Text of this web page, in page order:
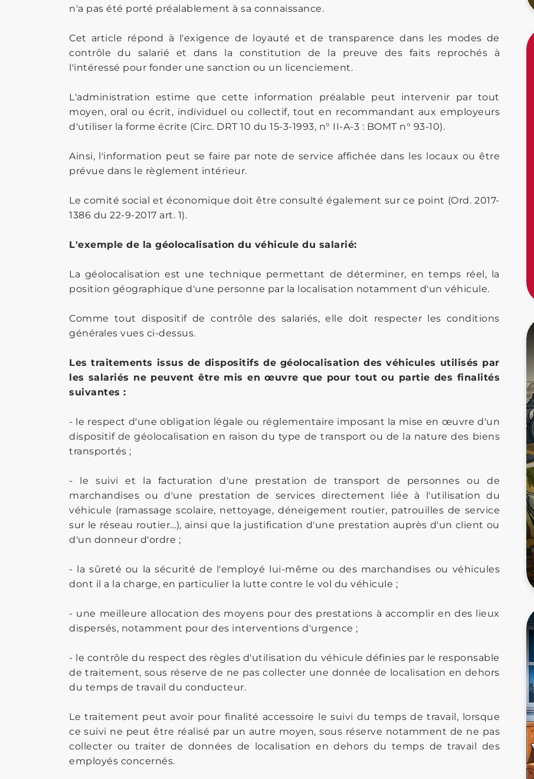
n'a pas été porté préalablement à sa connaissance.
Cet article répond à l'exigence de loyauté et de transparence dans les modes de
contrôle du salarié et dans la constitution de la preuve des faits reprochés à
l'intéressé pour fonder une sanction ou un licenciement.
L'administration estime que cette information préalable peut intervenir par tout
moyen, oral ou écrit, individuel ou collectif, tout en recommandant aux employeurs
d'utiliser la forme écrite (Circ. DRT 10 du 15-3-1993, n° II-A-3 : BOMT n° 93-10).
Ainsi, l'information peut se faire par note de service affichée dans les locaux ou être
prévue dans le règlement intérieur.
Le comité social et économique doit être consulté également sur ce point (Ord. 2017-
1386 du 22-9-2017 art. 1).
L'exemple de la géolocalisation du véhicule du salarié:
La géolocalisation est une technique permettant de déterminer, en temps réel, la
position géographique d'une personne par la localisation notamment d'un véhicule.
Comme tout dispositif de contrôle des salariés, elle doit respecter les conditions
générales vues ci-dessus.
Les traitements issus de dispositifs de géolocalisation des véhicules utilisés par
les salariés ne peuvent être mis en œuvre que pour tout ou partie des finalités
suivantes :
- le respect d'une obligation légale ou réglementaire imposant la mise en œuvre d'un
dispositif de géolocalisation en raison du type de transport ou de la nature des biens
transportés ;
- le suivi et la facturation d'une prestation de transport de personnes ou de
marchandises ou d'une prestation de services directement liée à l'utilisation du
véhicule (ramassage scolaire, nettoyage, déneigement routier, patrouilles de service
sur le réseau routier…), ainsi que la justification d'une prestation auprès d'un client ou
d'un donneur d'ordre ;
- la sûreté ou la sécurité de l'employé lui-même ou des marchandises ou véhicules
dont il a la charge, en particulier la lutte contre le vol du véhicule ;
- une meilleure allocation des moyens pour des prestations à accomplir en des lieux
dispersés, notamment pour des interventions d'urgence ;
- le contrôle du respect des règles d'utilisation du véhicule définies par le responsable
de traitement, sous réserve de ne pas collecter une donnée de localisation en dehors
du temps de travail du conducteur.
Le traitement peut avoir pour finalité accessoire le suivi du temps de travail, lorsque
ce suivi ne peut être réalisé par un autre moyen, sous réserve notamment de ne pas
collecter ou traiter de données de localisation en dehors du temps de travail des
employés concernés.